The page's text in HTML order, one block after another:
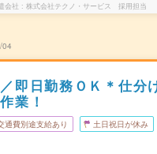
会社 株式会社テクノ・サービス 採用担当
04
即日勤務ＯＫ＊仕分
業！
通費別途支給あり 土日祝日が休み